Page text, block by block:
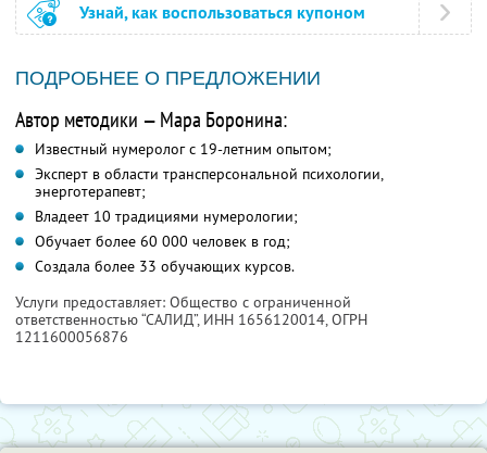
Узнай, как воспользоваться купоном
ПОДРОБНЕЕ О ПРЕДЛОЖЕНИИ
Автор методики — Мара Боронина:
Известный нумеролог с 19-летним опытом;
Эксперт в области трансперсональной психологии,
энерготерапевт;
Владеет 10 традициями нумерологии;
Обучает более 60 000 человек в год;
Создала более 33 обучающих курсов.
Услуги предоставляет: Общество с ограниченной
ответственностью “САЛИД”, ИНН 1656120014, ОГРН
1211600056876